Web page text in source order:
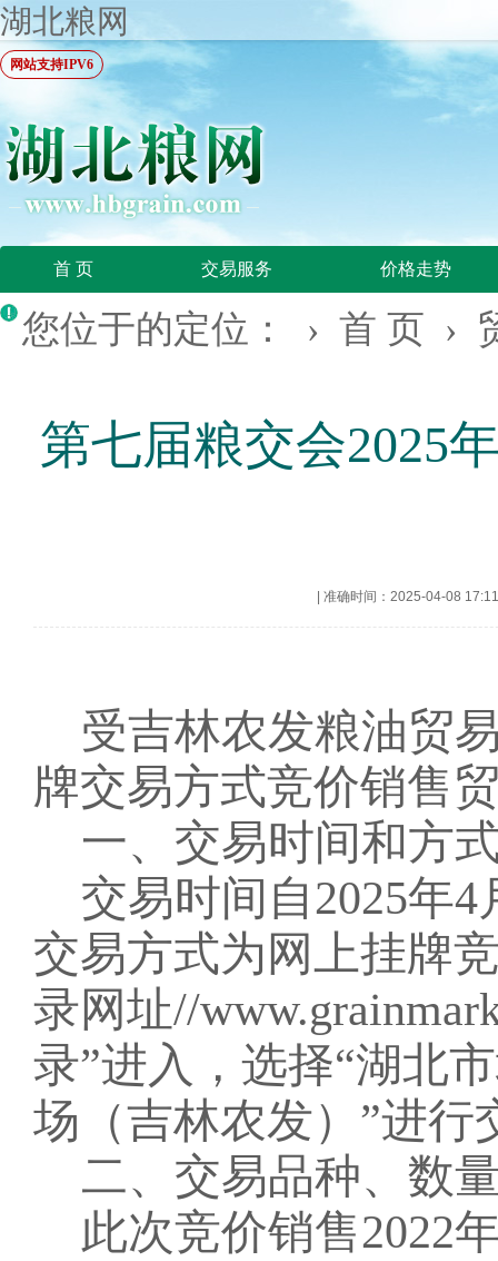
湖北粮网
网站支持IPV6
首 页 交易服务 价格走势
您位于的定位： › 首 页 ›
第七届粮交会2025
准确时间：2025-04-08 17:11
受吉林农发粮油贸
牌交易方式竞价销售
一、交易时间和方
交易时间自2025年4
交易方式为网上挂牌
录网址//
录”进入，选择“湖北
场（吉林农发）”进行
二、交易品种、数
此次竞价销售2022